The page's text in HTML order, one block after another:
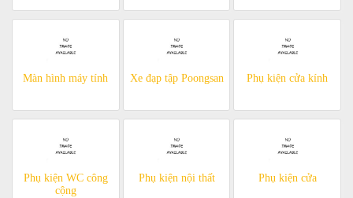
Màn hình máy tính Xe đạp tập Poongsan Phụ kiện cửa kính
Phụ kiện WC công
cộng
Phụ kiện nội thất Phụ kiện cửa